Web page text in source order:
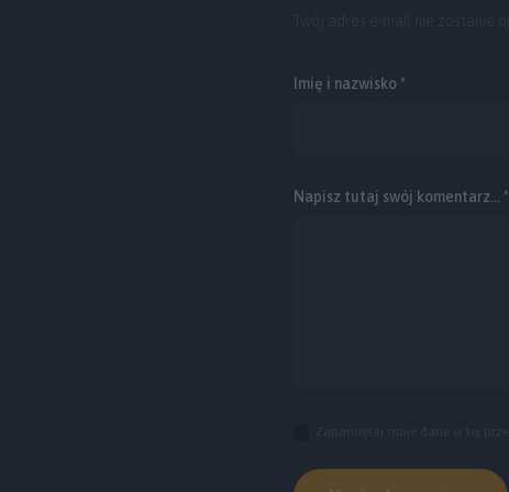
Imię i nazwisko *
Napisz tutaj swój komentarz... *